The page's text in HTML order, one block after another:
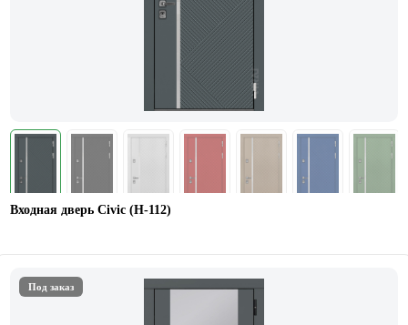
Входная дверь Civic (Н-112)
Под заказ